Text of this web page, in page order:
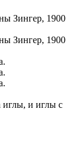
Зингер, 1900
Зингер, 1900
и иглы с